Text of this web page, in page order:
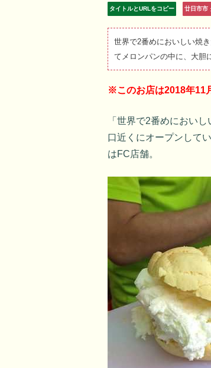
タイトルとURLをコピー 廿日市市
世界で2番めにおいしい焼
てメロンパンの中に、大胆
※このお店は2018年11
「世界で2番めにおい
口近くにオープンして
はFC店舗。